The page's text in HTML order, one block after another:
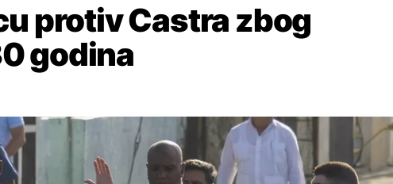
protiv Castra zbog
godina